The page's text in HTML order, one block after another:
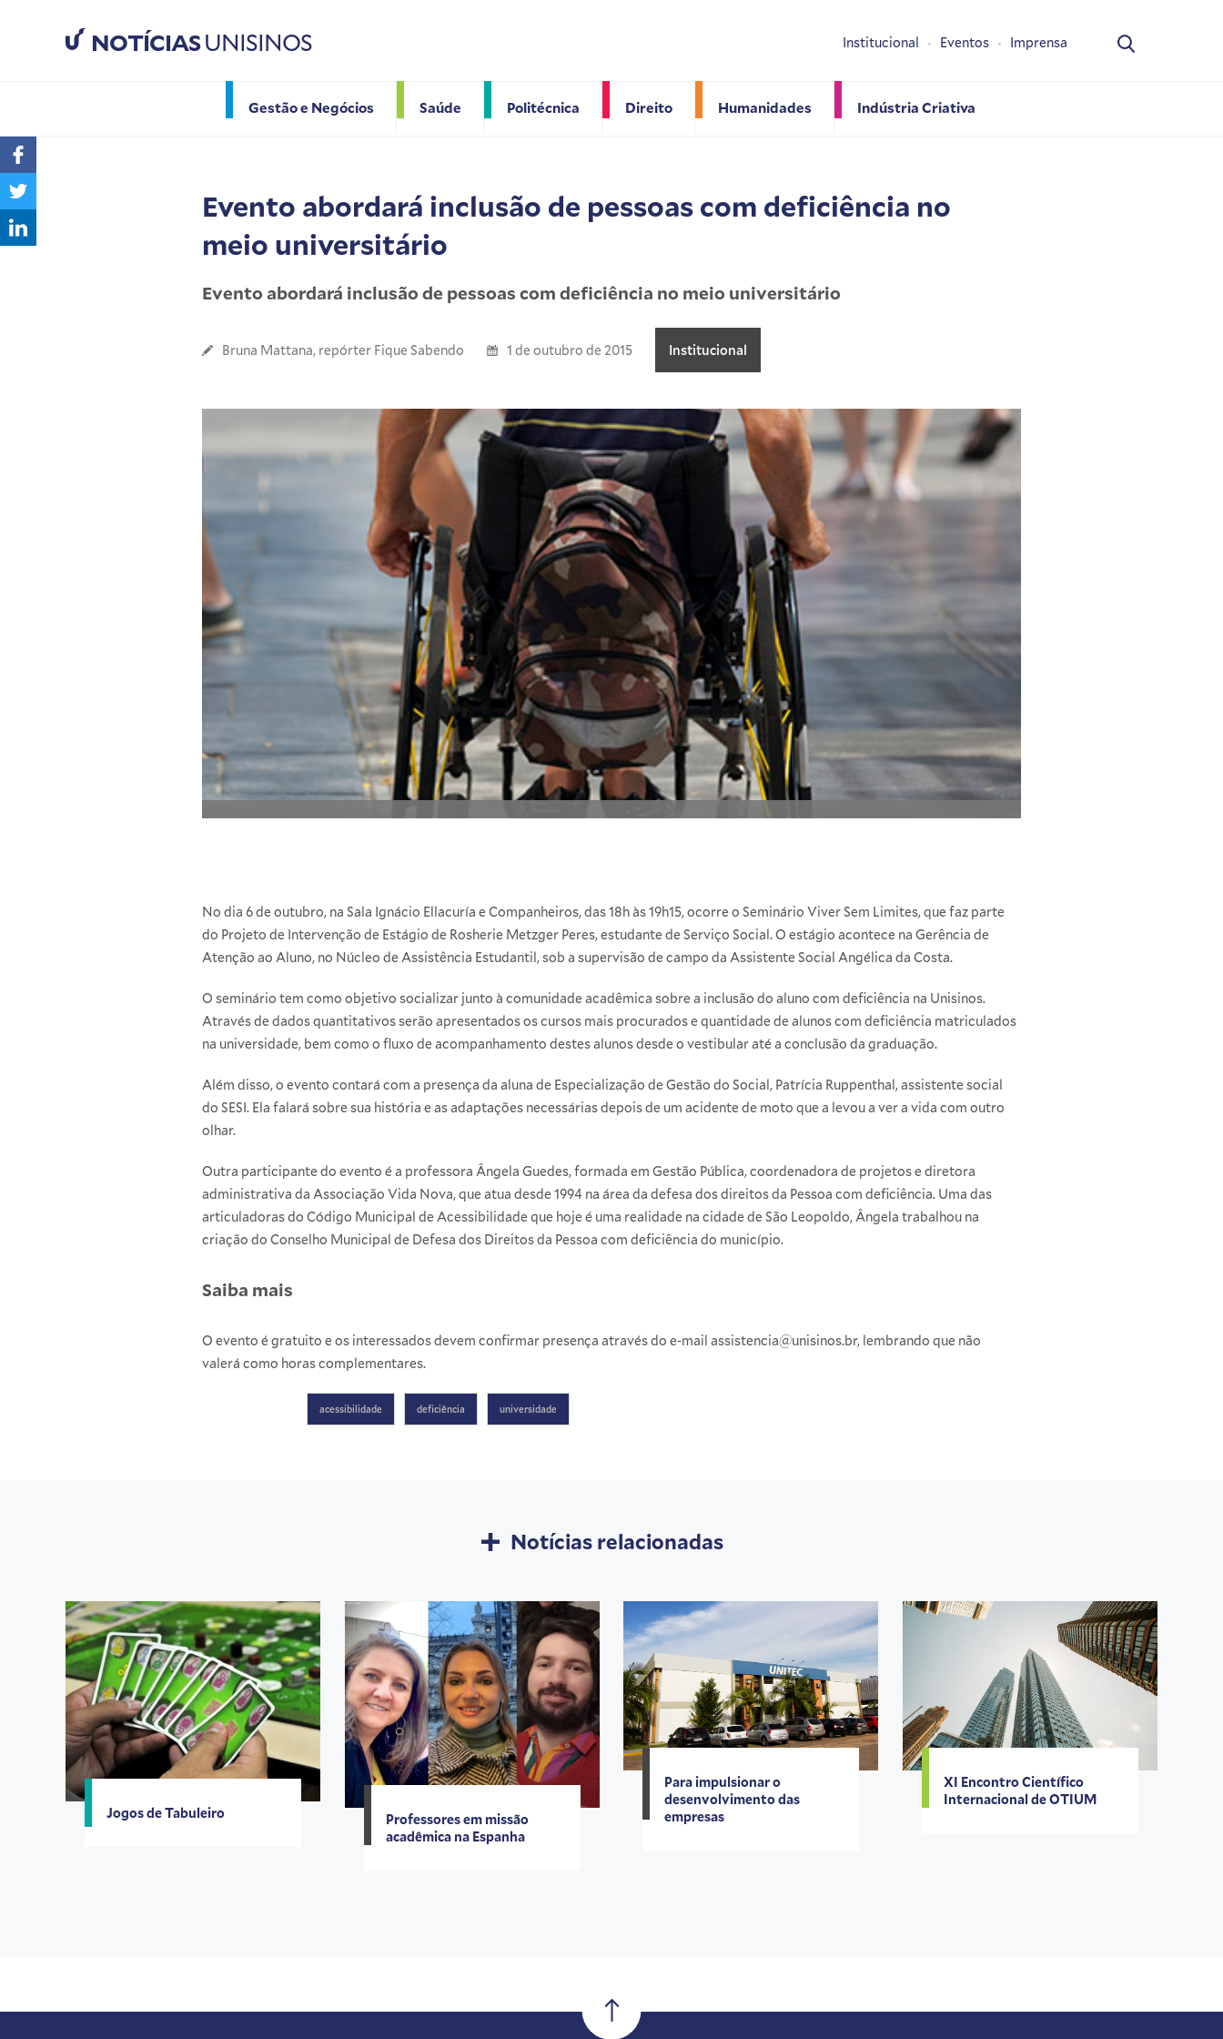
NOTÍCIASUNISINOS
Gestão e Negócios Saúde Politécnica Direito Humanidades Indústria Criativa
Institucional Eventos Imprensa
Evento abordará inclusão de pessoas com deficiência no
meio universitário
Evento abordará inclusão de pessoas com deficiência no meio universitário
Bruna Mattana, repórter Fique Sabendo 1 de outubro de 2015 Institucional
No dia 6 de outubro, na Sala Ignácio Ellacuría e Companheiros, das 18h às 19h15, ocorre o Seminário Viver Sem Limites, que faz parte
do Projeto de Intervenção de Estágio de Rosherie Metzger Peres, estudante de Serviço Social. O estágio acontece na Gerência de
Atenção ao Aluno, no Núcleo de Assistência Estudantil, sob a supervisão de campo da Assistente Social Angélica da Costa.
O seminário tem como objetivo socializar junto à comunidade acadêmica sobre a inclusão do aluno com deficiência na Unisinos.
Através de dados quantitativos serão apresentados os cursos mais procurados e quantidade de alunos com deficiência matriculados
na universidade, bem como o fluxo de acompanhamento destes alunos desde o vestibular até a conclusão da graduação.
Além disso, o evento contará com a presença da aluna de Especialização de Gestão do Social, Patrícia Ruppenthal, assistente social
do SESI. Ela falará sobre sua história e as adaptações necessárias depois de um acidente de moto que a levou a ver a vida com outro
olhar.
Outra participante do evento é a professora Ângela Guedes, formada em Gestão Pública, coordenadora de projetos e diretora
administrativa da Associação Vida Nova, que atua desde 1994 na área da defesa dos direitos da Pessoa com deficiência. Uma das
articuladoras do Código Municipal de Acessibilidade que hoje é uma realidade na cidade de São Leopoldo, Ângela trabalhou na
criação do Conselho Municipal de Defesa dos Direitos da Pessoa com deficiência do município.
Saiba mais
O evento é gratuito e os interessados devem confirmar presença através do e-mail assistencia@unisinos.br, lembrando que não
valerá como horas complementares.
acessibilidade deficiência universidade
Notícias relacionadas
Jogos de Tabuleiro
Professores em missão
acadêmica na Espanha
Para impulsionar o
desenvolvimento das
empresas
XI Encontro Científico
Internacional de OTIUM